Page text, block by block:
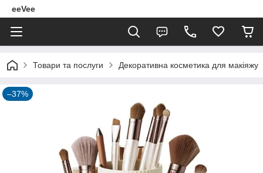
eeVee
Товари та послуги Декоративна косметика для макіяжу
–37%